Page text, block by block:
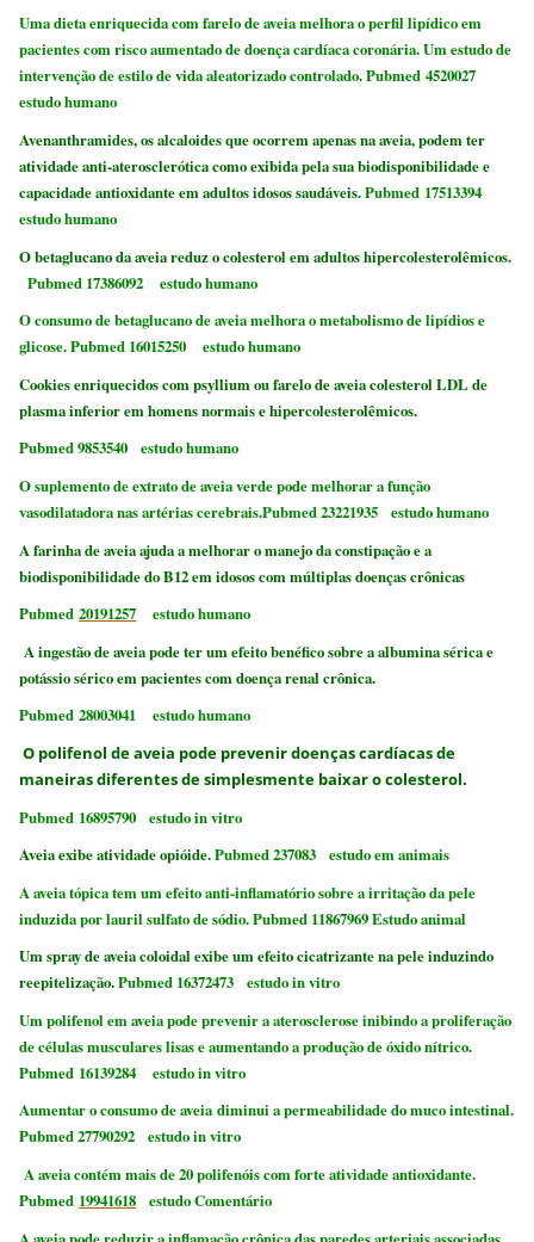
Uma dieta enriquecida com farelo de aveia melhora o perfil lipídico em
pacientes com risco aumentado de doença cardíaca coronária. Um estudo de
intervenção de estilo de vida aleatorizado controlado. Pubmed 4520027
estudo humano
Avenanthramides, os alcaloides que ocorrem apenas na aveia, podem ter
atividade anti-aterosclerótica como exibida pela sua biodisponibilidade e
capacidade antioxidante em adultos idosos saudáveis.Pubmed 17513394
estudo humano
O betaglucano da aveia reduz o colesterol em adultos hipercolesterolêmicos.
Pubmed 17386092 estudo humano
O consumo de betaglucano de aveia melhora o metabolismo de lipídios e
glicose. Pubmed 16015250 estudo humano
Cookies enriquecidos com psyllium ou farelo de aveia colesterol LDL de
plasma inferior em homens normais e hipercolesterolêmicos.
Pubmed 9853540 estudo humano
O suplemento de extrato de aveia verde pode melhorar a função
vasodilatadora nas artérias cerebrais.Pubmed 23221935 estudo humano
A farinha de aveia ajuda a melhorar o manejo da constipação e a
biodisponibilidade do B12 em idosos com múltiplas doenças crônicas
Pubmed20191257 estudo humano
A ingestão de aveia pode ter um efeito benéfico sobre a albumina sérica e
potássio sérico em pacientes com doença renal crônica.
Pubmed 28003041 estudo humano
O polifenol de aveia pode prevenir doenças cardíacas de
maneiras diferentes de simplesmente baixar o colesterol.
Pubmed 16895790 estudo in vitro
Aveia exibe atividade opióide.Pubmed 237083 estudo em animais
A aveia tópica tem um efeito anti-inflamatório sobre a irritação da pele
induzida por lauril sulfato de sódio. Pubmed 11867969 Estudo animal
Um spray de aveia coloidal exibe um efeito cicatrizante na pele induzindo
reepitelização.Pubmed 16372473 estudo in vitro
Um polifenol em aveia pode prevenir a aterosclerose inibindo a proliferação
de células musculares lisas e aumentando a produção de óxido nítrico.
Pubmed 16139284 estudo in vitro
Aumentar o consumo de aveia diminui a permeabilidade do muco intestinal.
Pubmed 27790292 estudo in vitro
A aveia contém mais de 20 polifenóis com forte atividade antioxidante.
Pubmed 19941618 estudo Comentário